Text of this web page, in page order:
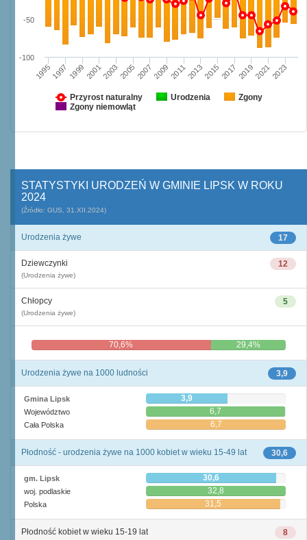
Przyrost naturalny Urodzenia
Zgony
Zgony niemowląt
19951997 1999200120032005200720092011201320152017 201920212023
-100
-50
STATYSTYKI URODZEŃ W GMINIE LIPSK W ROKU
2024
(Źródło: GUS, 31.XII.2024)
17
Urodzenia żywe
12
Dziewczynki
(Urodzenia żywe)
5
Chłopcy
(Urodzenia żywe)
70,6% 29,4%
3,9
Urodzenia żywe na 1000 ludności
Gmina Lipsk 3,9
Województwo 6,7
Cała Polska 6,7
30,6
Płodność - urodzenia żywe na 1000 kobiet w wieku 15-49 lat
gm. Lipsk 30,6
woj. podlaskie 32,8
Polska 31,5
8
Płodność kobiet w wieku 15-19 lat